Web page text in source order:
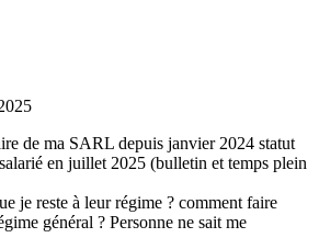
de ma SARL depuis janvier 2024 statut
en juillet 2025 (bulletin et temps plein
je reste à leur régime ? comment faire
général ? Personne ne sait me